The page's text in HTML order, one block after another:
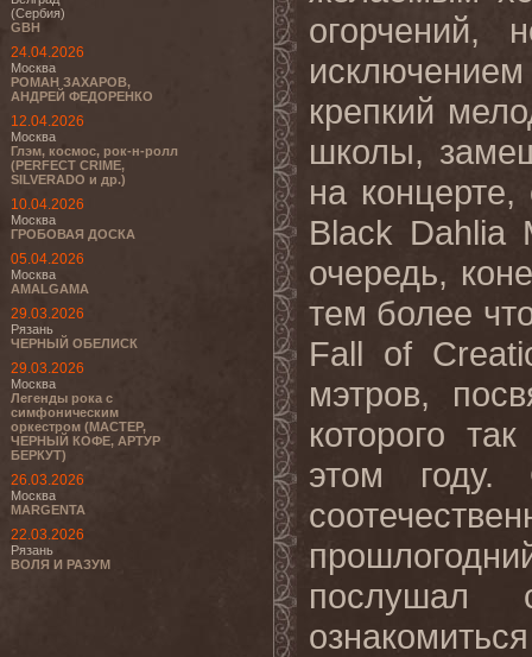
(Сербия)
GBH
24.04.2026
Москва
РОМАН ЗАХАРОВ,
АНДРЕЙ ФЕДОРЕНКО
12.04.2026
Москва
Глэм, космос, рок-н-ролл
(PERFECT CRIME,
SILVERADO и др.)
10.04.2026
Москва
ГРОБОВАЯ ДОСКА
05.04.2026
Москва
AMALGAMA
29.03.2026
Рязань
ЧЕРНЫЙ ОБЕЛИСК
29.03.2026
Москва
Легенды рока с
симфоническим
оркестром (МАСТЕР,
ЧЕРНЫЙ КОФЕ, АРТУР
БЕРКУТ)
26.03.2026
Москва
MARGENTA
22.03.2026
Рязань
ВОЛЯ И РАЗУМ
огорчений,
крепкий
школы,
на
Black
очередь,
тем более
Fall of
мэтров,
которого
этом году.
послушал